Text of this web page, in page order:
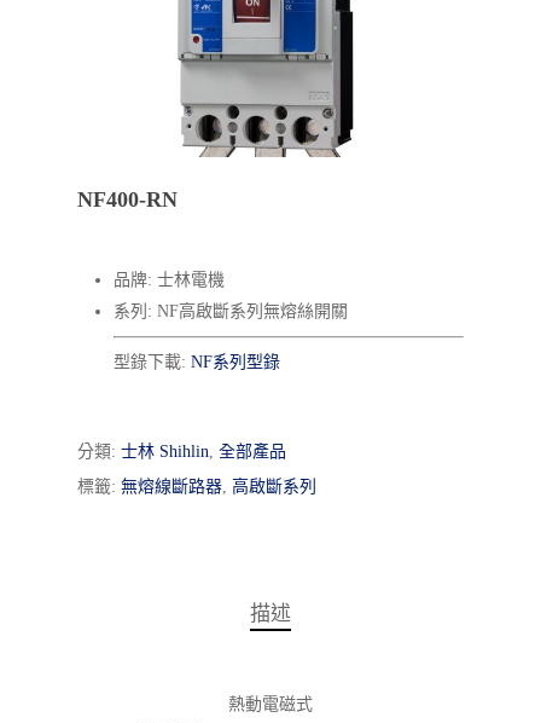
NF400-RN
品牌: 士林電機
系列: NF高啟斷系列無熔絲開關
型錄下載: NF系列型錄
分類: 士林 Shihlin, 全部產品
標籤: 無熔線斷路器, 高啟斷系列
描述
熱動電磁式